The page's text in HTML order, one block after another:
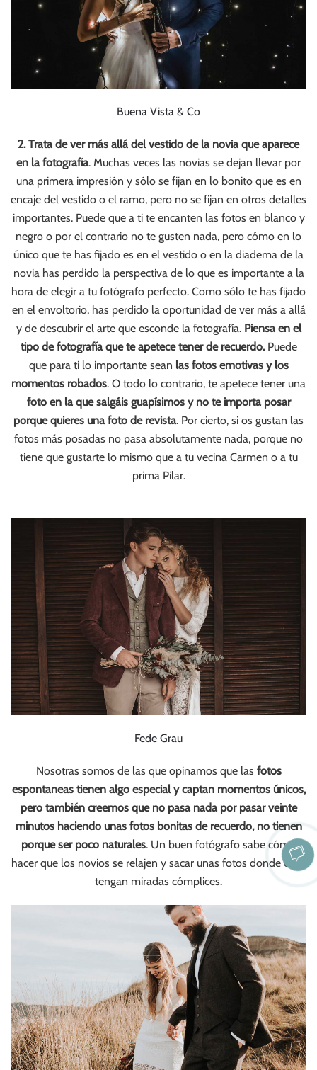
Buena Vista & Co
2. Trata de ver más allá del vestido de la novia que aparece
en la fotografía. Muchas veces las novias se dejan llevar por
una primera impresión y sólo se fijan en lo bonito que es en
encaje del vestido o el ramo, pero no se fijan en otros detalles
importantes. Puede que a ti te encanten las fotos en blanco y
negro o por el contrario no te gusten nada, pero cómo en lo
único que te has fijado es en el vestido o en la diadema de la
novia has perdido la perspectiva de lo que es importante a la
hora de elegir a tu fotógrafo perfecto. Como sólo te has fijado
en el envoltorio, has perdido la oportunidad de ver más a allá
y de descubrir el arte que esconde la fotografía. Piensa en el
tipo de fotografía que te apetece tener de recuerdo.Puede
que para ti lo importante sean las fotos emotivas y los
momentos robados. O todo lo contrario, te apetece tener una
foto en la que salgáis guapísimos y no te importa posar
porque quieres una foto de revista. Por cierto, si os gustan las
fotos más posadas no pasa absolutamente nada, porque no
tiene que gustarte lo mismo que a tu vecina Carmen o a tu
prima Pilar.
Fede Grau
Nosotras somos de las que opinamos que las fotos
espontaneas tienen algo especial y captan momentos únicos,
pero también creemos que no pasa nada por pasar veinte
minutos haciendo unas fotos bonitas de recuerdo, no tienen
porque ser poco naturales. Un buen fotógrafo sabe cómo
hacer que los novios se relajen y sacar unas fotos donde ellos
tengan miradas cómplices.